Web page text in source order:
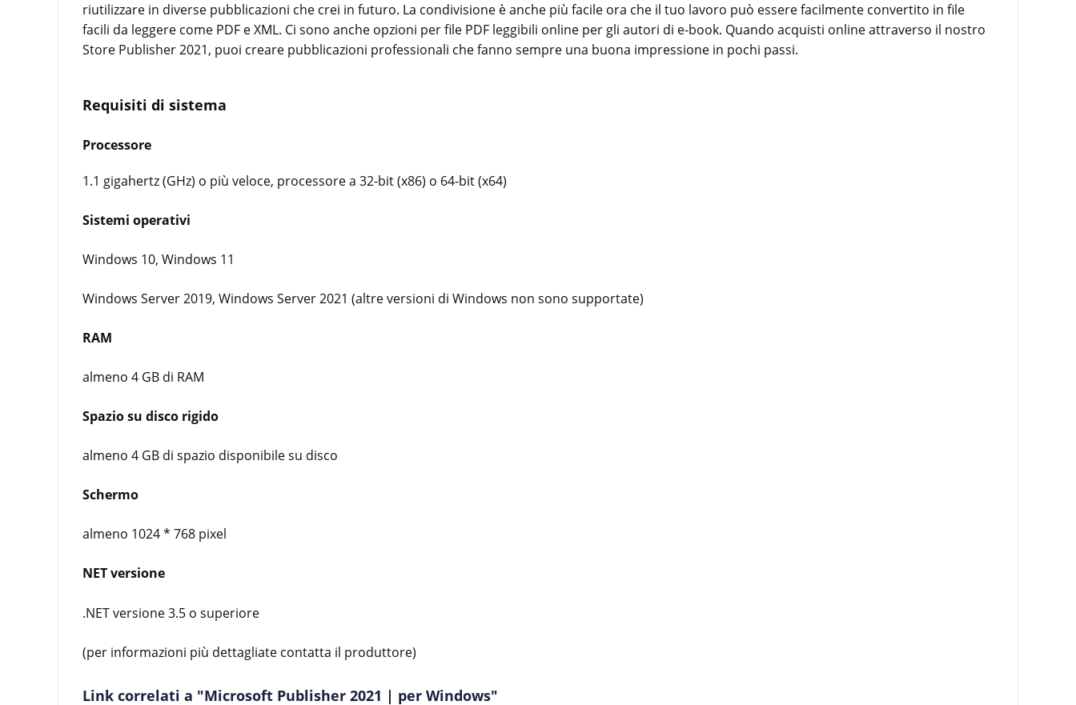
riutilizzare in diverse pubblicazioni che crei in futuro. La condivisione è anche più facile ora che il tuo lavoro può essere facilmente convertito in file
facili da leggere come PDF e XML. Ci sono anche opzioni per file PDF leggibili online per gli autori di e-book. Quando acquisti online attraverso il nostro
Store Publisher 2021, puoi creare pubblicazioni professionali che fanno sempre una buona impressione in pochi passi.
Requisiti di sistema
Processore
1.1 gigahertz (GHz) o più veloce, processore a 32-bit (x86) o 64-bit (x64)
Sistemi operativi
Windows 10, Windows 11
Windows Server 2019, Windows Server 2021 (altre versioni di Windows non sono supportate)
RAM
almeno 4 GB di RAM
Spazio su disco rigido
almeno 4 GB di spazio disponibile su disco
Schermo
almeno 1024 * 768 pixel
NET versione
.NET versione 3.5 o superiore
(per informazioni più dettagliate contatta il produttore)
Link correlati a "Microsoft Publisher 2021 | per Windows"